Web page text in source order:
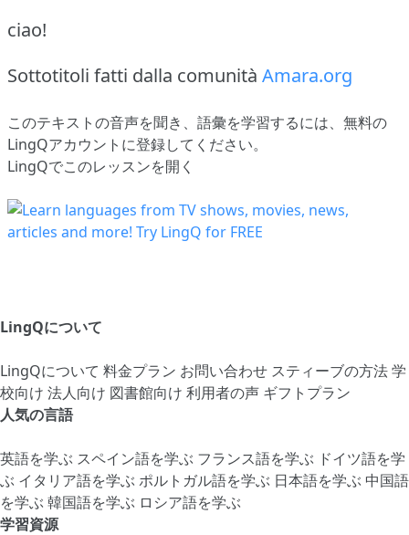
ciao!
Sottotitoli fatti dalla comunità Amara.org
このテキストの音声を聞き、語彙を学習するには、 無料の
LingQアカウントに登録してください。
LingQでこのレッスンを開く
LingQについて
LingQについて 料金プラン お問い合わせ スティーブの方法学
校向け 法人向け 図書館向け 利用者の声 ギフトプラン
人気の言語
英語を学ぶ スペイン語を学ぶ フランス語を学ぶ ドイツ語を学
ぶ イタリア語を学ぶ ポルトガル語を学ぶ 日本語を学ぶ 中国語
を学ぶ 韓国語を学ぶ ロシア語を学ぶ
学習資源